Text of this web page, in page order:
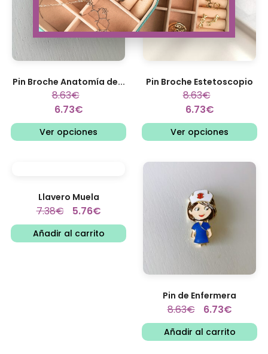
Pin Broche Anatomía de...
8.63€
6.73€
Ver opciones
Pin Broche Estetoscopio
8.63€
6.73€
Ver opciones
Llavero Muela
7.38€ 5.76€
Añadir al carrito
Pin de Enfermera
8.63€ 6.73€
Añadir al carrito